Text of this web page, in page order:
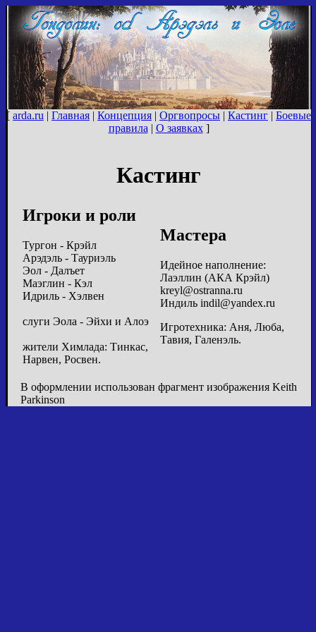
[ arda.ru | Главная | Концепция | Оргвопросы | Кастинг | Боевые
правила | О заявках]
Кастинг
Игроки и роли
Тургон - Крэйл
Арэдэль - Тауриэль
Эол - Далъет
Маэглин - Кэл
Идриль - Хэлвен
слуги Эола - Эйхи и Алоэ
жители Химлада: Тинкас,
Нарвен, Росвен.
Мастера
Идейное наполнение:
Лаэллин (АКА Крэйл)
kreyl@ostranna.ru
Индиль indil@yandex.ru
Игротехника: Аня, Люба,
Тавия, Галенэль.
В оформлении использован фрагмент изображения Keith
Parkinson